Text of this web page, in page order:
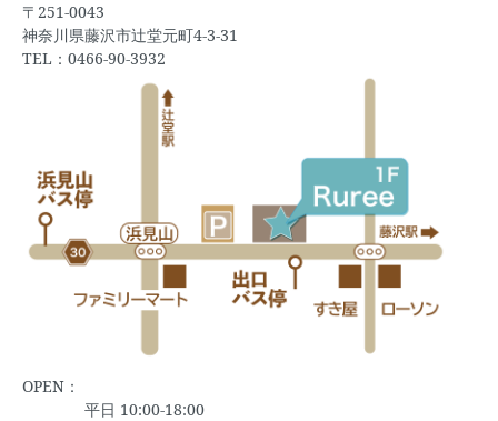
〒251-0043
神奈川県藤沢市辻堂元町4-3-31
TEL：0466-90-3932
OPEN：
平日 10:00-18:00